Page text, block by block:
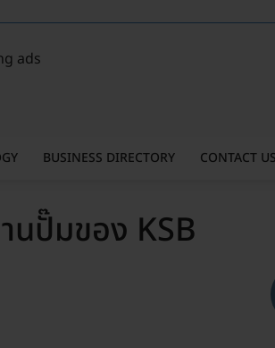
ads
BUSINESS DIRECTORY CONTACT
นปั๊มของ KSB